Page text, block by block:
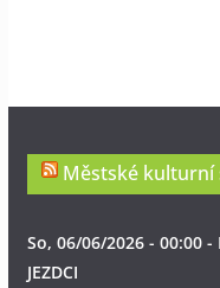
Městské kulturní
So, 06/06/2026 - 00:00 -
JEZDCI